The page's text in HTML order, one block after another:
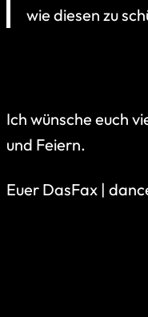
wie diesen zu
Ich wünsche euch
und Feiern.
Euer DasFax |